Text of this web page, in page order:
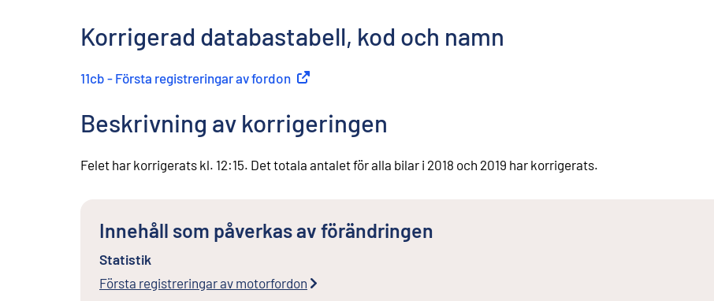
Korrigerad databastabell, kod och namn
11cb - Första registreringar av fordon Extern länk
Beskrivning av korrigeringen
Felet har korrigerats kl. 12:15. Det totala antalet för alla bilar i 2018 och 2019 har korrigerats.
Innehåll som påverkas av förändringen
Statistik
Första registreringar av motorfordon